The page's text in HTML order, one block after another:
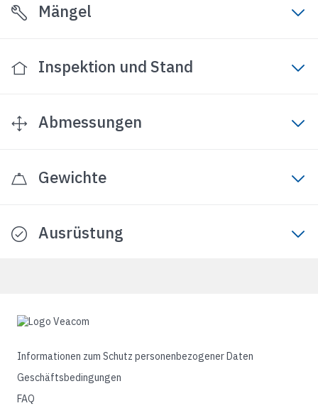
Mängel
Inspektion und Stand
Abmessungen
Gewichte
Ausrüstung
Informationen zum Schutz personenbezogener Daten
Geschäftsbedingungen
FAQ